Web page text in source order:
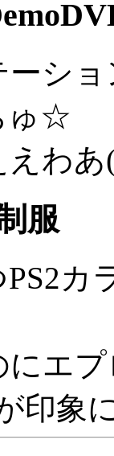
シ
ゅ☆
わあ
服
PS2
エ
印象